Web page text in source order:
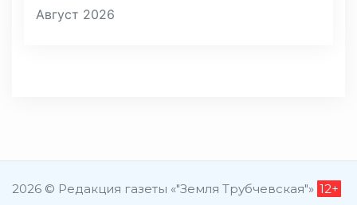
Август 2026
2026 © Редакция газеты «"Земля Трубчевская"» 12+